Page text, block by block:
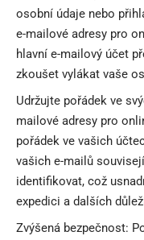
osobní údaje nebo
e-mailové adresy pro
hlavní e-mailový účet
zkoušet vylákat vaše
Udržujte pořádek ve
mailové adresy pro
pořádek ve vašich
vašich e-mailů
identifikovat, což
expedici a dalších
Zvýšená bezpečnost: